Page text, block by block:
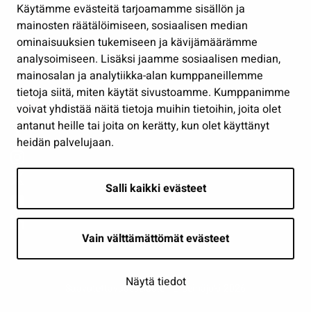
Käytämme evästeitä tarjoamamme sisällön ja
mainosten räätälöimiseen, sosiaalisen median
ominaisuuksien tukemiseen ja kävijämäärämme
analysoimiseen. Lisäksi jaamme sosiaalisen median,
mainosalan ja analytiikka-alan kumppaneillemme
tietoja siitä, miten käytät sivustoamme. Kumppanimme
voivat yhdistää näitä tietoja muihin tietoihin, joita olet
antanut heille tai joita on kerätty, kun olet käyttänyt
heidän palvelujaan.
Salli kaikki evästeet
Vain välttämättömät evästeet
Näytä tiedot
Työ ja yrittäminen
Osallistu ja asioi
Näytä omat evästeasetukseni
Seuraa meitä
Saavutettavuusseloste | © Seinäjoki 2026